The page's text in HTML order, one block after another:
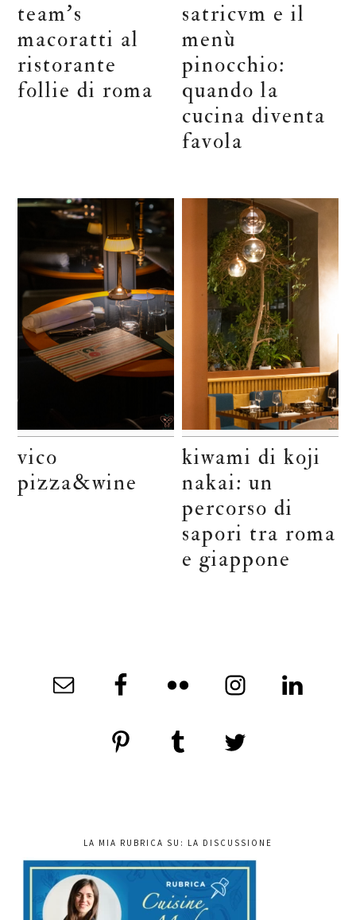
team’s
macoratti al
ristorante
follie di roma
satricvm e il
menù
pinocchio:
quando la
cucina diventa
favola
vico
pizza&wine
kiwami di koji
nakai: un
percorso di
sapori tra roma
e giappone
LA MIA RUBRICA SU: LA DISCUSSIONE